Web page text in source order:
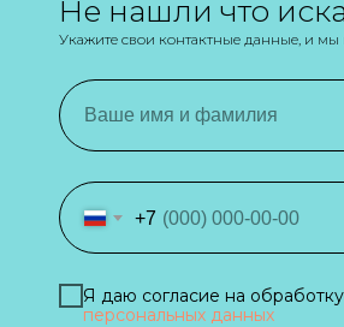
+7
Я даю согласие на
персональных данных
Не нашли что
Укажите свои контактные данные, и